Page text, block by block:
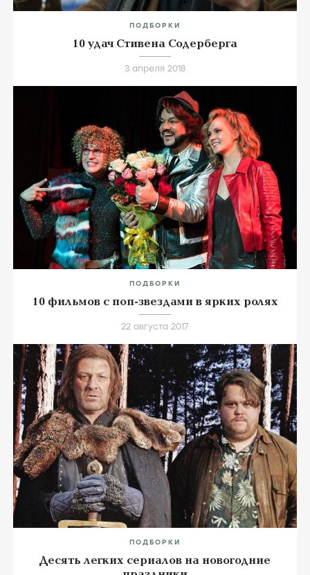
ПОДБОРКИ
10 удач Стивена Содерберга
3 апреля 2018
ПОДБОРКИ
10 фильмов с поп-звездами в ярких ролях
22 августа 2017
ПОДБОРКИ
Десять легких сериалов на новогодние